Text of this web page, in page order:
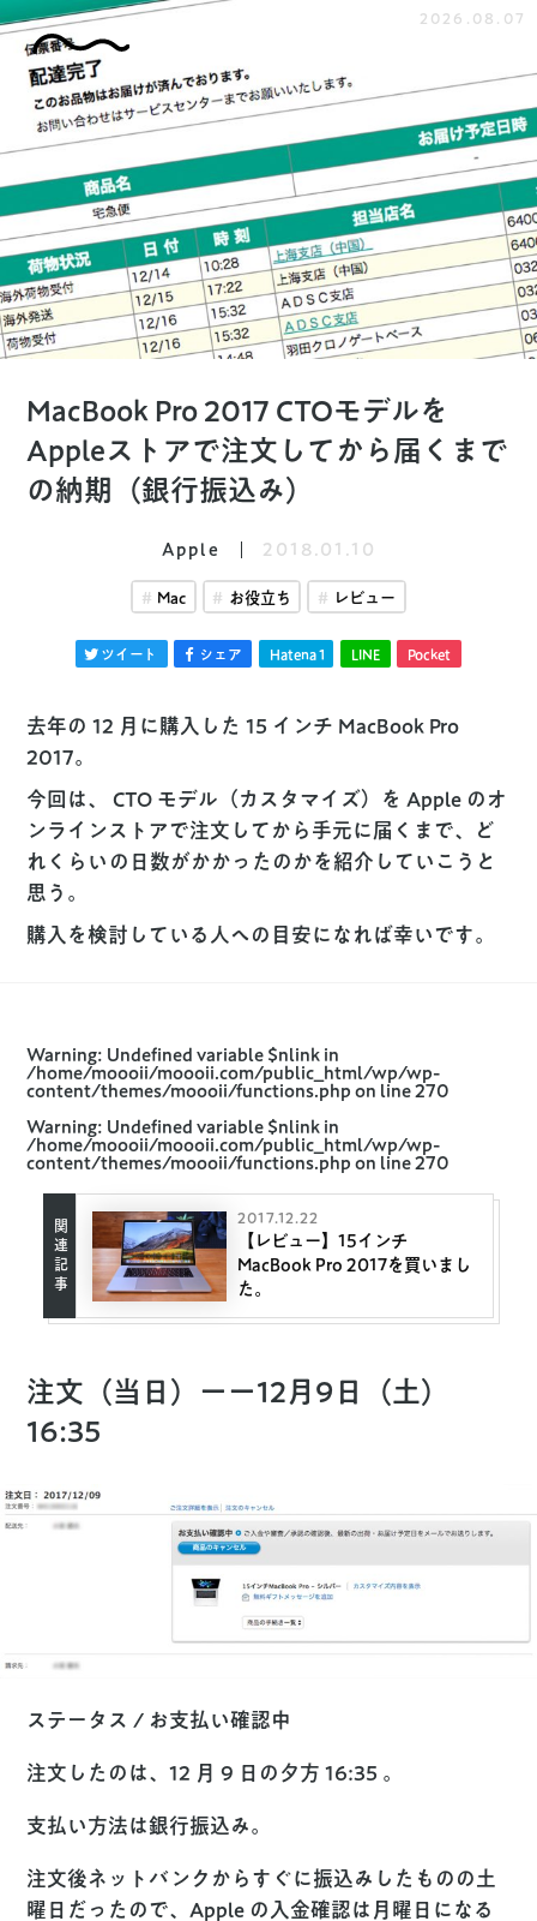
2026.08.07
MacBook Pro 2017 CTOモデルを
Appleストアで注文してから届くまで
の納期（銀行振込み）
Apple 2018.01.10
Mac お役立ち レビュー
ツイート シェア Hatena1 LINE Pocket
去年の 12 月に購入した 15 インチ MacBook Pro
2017。
今回は、 CTO モデル（カスタマイズ）を Apple のオ
ンラインストアで注文してから手元に届くまで、ど
れくらいの日数がかかったのかを紹介していこうと
思う。
購入を検討している人への目安になれば幸いです。
Warning: Undefined variable $nlink in
/home/moooii/moooii.com/public_html/wp/wp-
content/themes/moooii/functions.php on line270
Warning: Undefined variable $nlink in
/home/moooii/moooii.com/public_html/wp/wp-
content/themes/moooii/functions.php on line270
2017.12.22
【レビュー】15インチ
MacBook Pro 2017を買いまし
た。
注文（当日）ーー12月9日（土）
16:35
ステータス / お支払い確認中
注文したのは、12 月 9 日の夕方 16:35 。
支払い方法は銀行振込み。
注文後ネットバンクからすぐに振込みしたものの土
曜日だったので、Apple の入金確認は月曜日になる